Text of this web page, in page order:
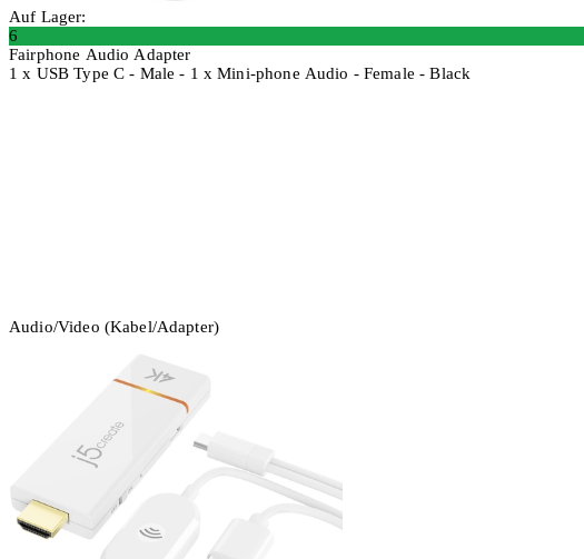
Auf Lager:
6
Fairphone Audio Adapter
1 x USB Type C - Male - 1 x Mini-phone Audio - Female - Black
Audio/Video (Kabel/Adapter)